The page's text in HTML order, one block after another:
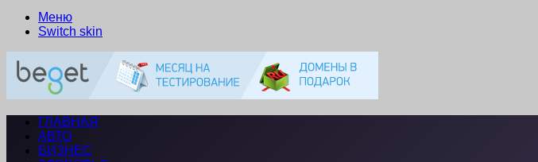
Меню
Switch skin
ГЛАВНАЯ
АВТО
БИЗНЕС